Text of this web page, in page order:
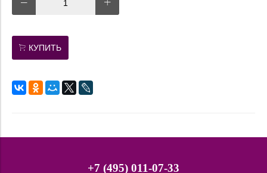
КУПИТЬ
+7 (495) 011-07-33